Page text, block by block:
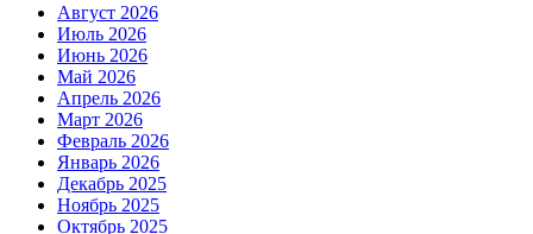
Август 2026
Июль 2026
Июнь 2026
Май 2026
Апрель 2026
Март 2026
Февраль 2026
Январь 2026
Декабрь 2025
Ноябрь 2025
Октябрь 2025